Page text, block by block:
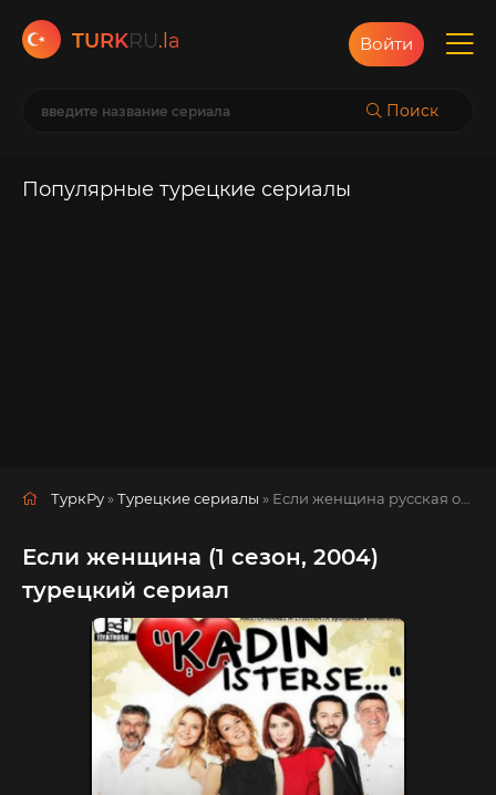
TURKRU.la
Поиск
Войти
Популярные турецкие сериалы
ТуркРу »Турецкие сериалы » Если женщина русская озвучка смотреть полностью онлайн!
Если женщина (1 сезон, 2004)
турецкий сериал